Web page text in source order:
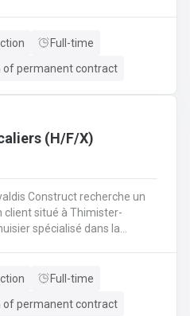
pour du long terme?
Full-time
of permanent contract
(H/F/X)
client situé à Thimister-
de bâtimentsAssurer un
Full-time
of permanent contract